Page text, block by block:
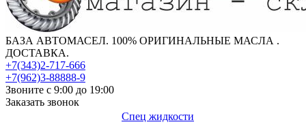
БАЗА АВТОМАСЕЛ. 100% ОРИГИНАЛЬНЫЕ МАСЛА .
ДОСТАВКА.
+7(343)2-717-666
+7(962)3-88888-9
Звоните с 9:00 до 19:00
Заказать звонок
Спец жидкости